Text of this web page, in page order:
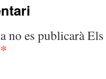
no es publicaràEls
*